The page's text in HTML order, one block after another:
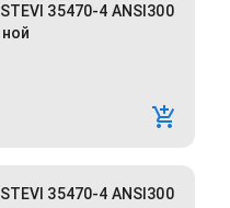
35470-4 ANSI300
35470-4 ANSI300